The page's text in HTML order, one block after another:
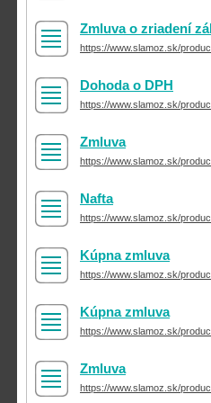
Zmluva o zriadení
https://www.slamoz.sk/
Dohoda o DPH
https://www.slamoz.sk/
Zmluva
https://www.slamoz.sk/
Nafta
https://www.slamoz.sk/
Kúpna zmluva
https://www.slamoz.sk/
Kúpna zmluva
https://www.slamoz.sk/
Zmluva
https://www.slamoz.sk/